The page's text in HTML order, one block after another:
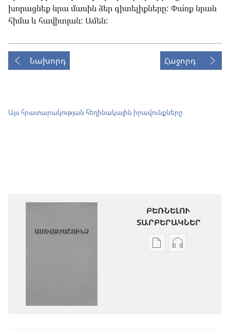
խորացնեք նրա մասին ձեր գիտելիքները: Փա՛ռք նրան
հիմա և հավիտյան: Ամեն:
Նախորդ Հաջորդ
Այս հրատարակության հեղինակային իրավունքները
ԲԵՌՆԵԼՈՒ
ՏԱՐԲԵՐԱԿՆԵՐ
Թվային